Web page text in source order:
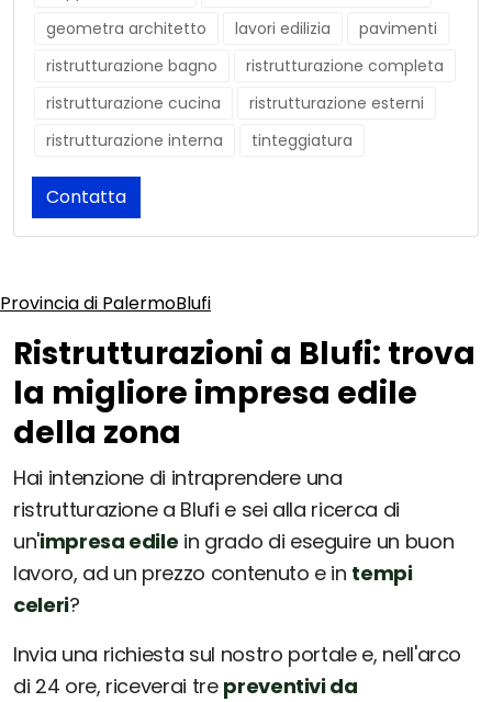
geometra architetto
lavori edilizia
pavimenti
ristrutturazione bagno
ristrutturazione completa
ristrutturazione cucina
ristrutturazione esterni
ristrutturazione interna
tinteggiatura
Contatta
Provincia di PalermoBlufi
Ristrutturazioni a Blufi: trova
la migliore impresa edile
della zona
Hai intenzione di intraprendere una
ristrutturazione a Blufi e sei alla ricerca di
un'impresa edile in grado di eseguire un buon
lavoro, ad un prezzo contenuto e in tempi
celeri?
Invia una richiesta sul nostro portale e, nell'arco
di 24 ore, riceverai tre preventivi da